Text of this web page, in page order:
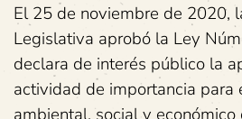
El 25 de noviembre de 2020,
Legislativa aprobó la Ley
declara de interés público la
actividad de importancia para